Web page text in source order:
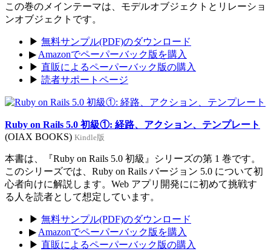
この巻のメインテーマは、モデルオブジェクトとリレーショ
ンオブジェクトです。
▶ 無料サンプル(PDF)のダウンロード
▶ Amazonでペーパーバック版を購入
▶ 直販によるペーパーバック版の購入
▶ 読者サポートページ
Ruby on Rails 5.0 初級①: 経路、アクション、テンプレート
(OIAX BOOKS) Kindle版
本書は、『Ruby on Rails 5.0 初級』シリーズの第 1 巻です。
このシリーズでは、Ruby on Rails バージョン 5.0 について初
心者向けに解説します。Web アプリ開発にに初めて挑戦す
る人を読者として想定しています。
▶ 無料サンプル(PDF)のダウンロード
▶ Amazonでペーパーバック版を購入
▶ 直販によるペーパーバック版の購入